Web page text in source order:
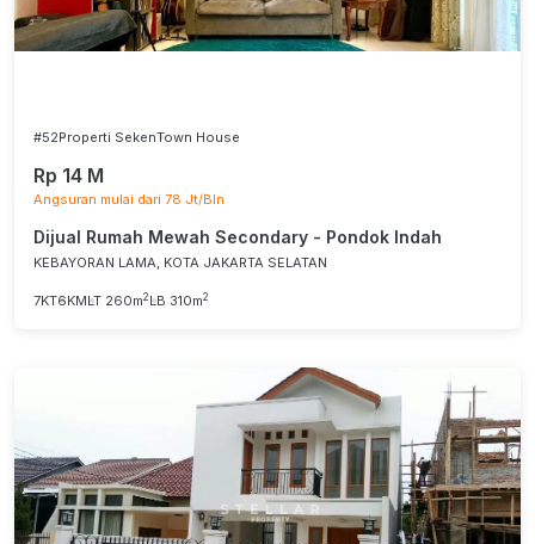
#52Properti SekenTown House
Rp 14 M
Angsuran mulai dari 78 Jt/Bln
Dijual Rumah Mewah Secondary - Pondok Indah
KEBAYORAN LAMA, KOTA JAKARTA SELATAN
7KT6KMLT 260m2 LB 310m2